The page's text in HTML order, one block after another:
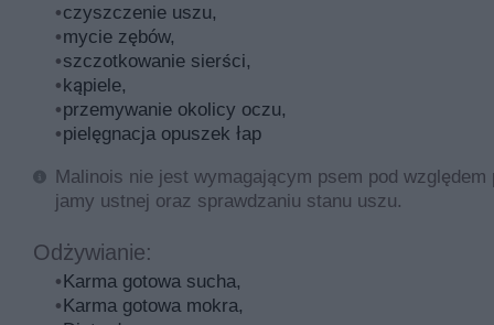
czyszczenie uszu,
mycie zębów,
szczotkowanie sierści,
kąpiele,
przemywanie okolicy oczu,
pielęgnacja opuszek łap
Malinois nie jest wymagającym psem pod
jamy ustnej oraz sprawdzaniu stanu uszu.
Odżywianie:
Karma gotowa sucha,
Karma gotowa mokra,